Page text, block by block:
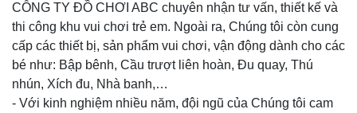
CÔNG TY ĐỒ CHƠI ABC chuyên nhận tư vấn, thiết kế và
thi công khu vui chơi trẻ em. Ngoài ra, Chúng tôi còn cung
cấp các thiết bị, sản phẩm vui chơi, vận động dành cho các
bé như: Bập bênh, Cầu trượt liên hoàn, Đu quay, Thú
nhún, Xích đu, Nhà banh,…
- Với kinh nghiệm nhiều năm, đội ngũ của Chúng tôi cam